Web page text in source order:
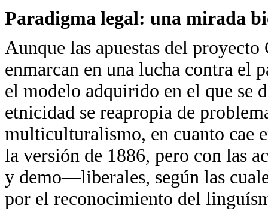
Paradigma legal: una mirada
Aunque las apuestas del
enmarcan en una lucha contra el
el modelo adquirido en el que se
etnicidad se reapropia de
multiculturalismo, en cuanto cae
la versión de 1886, pero con las
y demo—liberales, según las
por el reconocimiento del